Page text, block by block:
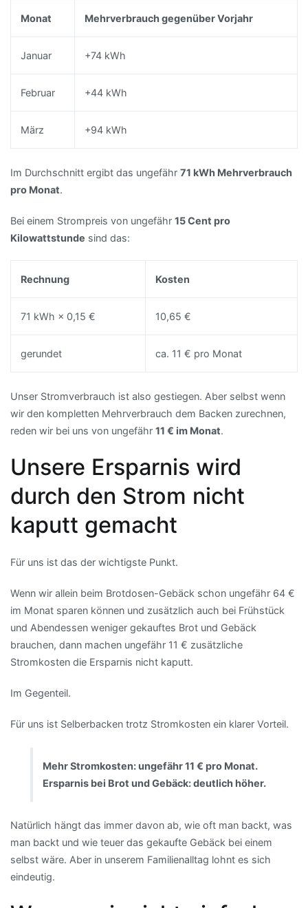
Monat Mehrverbrauch gegenüber Vorjahr
Januar +74 kWh
Februar +44 kWh
März +94 kWh
Im Durchschnitt ergibt das ungefähr 71 kWh Mehrverbrauch
pro Monat.
Bei einem Strompreis von ungefähr 15 Cent pro
Kilowattstunde sind das:
Rechnung Kosten
71 kWh × 0,15 € 10,65 €
gerundet ca. 11 € pro Monat
Unser Stromverbrauch ist also gestiegen. Aber selbst wenn
wir den kompletten Mehrverbrauch dem Backen zurechnen,
reden wir bei uns von ungefähr 11 € im Monat.
Unsere Ersparnis wird
durch den Strom nicht
kaputt gemacht
Für uns ist das der wichtigste Punkt.
Wenn wir allein beim Brotdosen-Gebäck schon ungefähr 64 €
im Monat sparen können und zusätzlich auch bei Frühstück
und Abendessen weniger gekauftes Brot und Gebäck
brauchen, dann machen ungefähr 11 € zusätzliche
Stromkosten die Ersparnis nicht kaputt.
Im Gegenteil.
Für uns ist Selberbacken trotz Stromkosten ein klarer Vorteil.
Mehr Stromkosten: ungefähr 11 € pro Monat.
Ersparnis bei Brot und Gebäck: deutlich höher.
Natürlich hängt das immer davon ab, wie oft man backt, was
man backt und wie teuer das gekaufte Gebäck bei einem
selbst wäre. Aber in unserem Familienalltag lohnt es sich
eindeutig.